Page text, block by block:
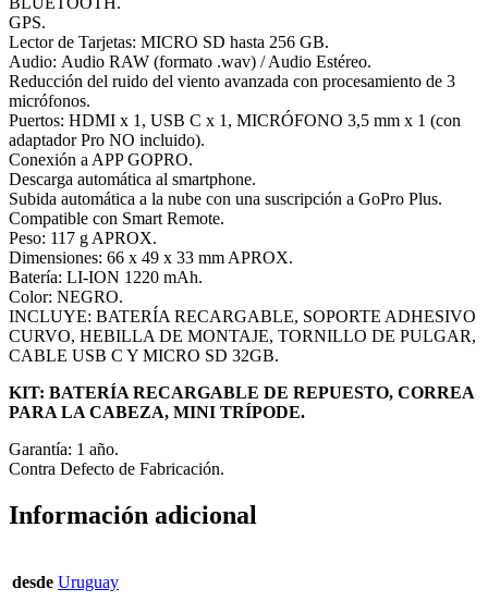
GPS.
Lector de Tarjetas: MICRO SD hasta 256 GB.
Audio: Audio RAW (formato .wav) / Audio Estéreo.
Reducción del ruido del viento avanzada con procesamiento de 3
micrófonos.
Puertos: HDMI x 1, USB C x 1, MICRÓFONO 3,5 mm x 1 (con
adaptador Pro NO incluido).
Conexión a APP GOPRO.
Descarga automática al smartphone.
Subida automática a la nube con una suscripción a GoPro Plus.
Compatible con Smart Remote.
Peso: 117 g APROX.
Dimensiones: 66 x 49 x 33 mm APROX.
Batería: LI-ION 1220 mAh.
Color: NEGRO.
INCLUYE: BATERÍA RECARGABLE, SOPORTE ADHESIVO
CURVO, HEBILLA DE MONTAJE, TORNILLO DE PULGAR,
CABLE USB C Y MICRO SD 32GB.
KIT: BATERÍA RECARGABLE DE REPUESTO, CORREA
PARA LA CABEZA, MINI TRÍPODE.
Garantía: 1 año.
Contra Defecto de Fabricación.
Información adicional
desde Uruguay